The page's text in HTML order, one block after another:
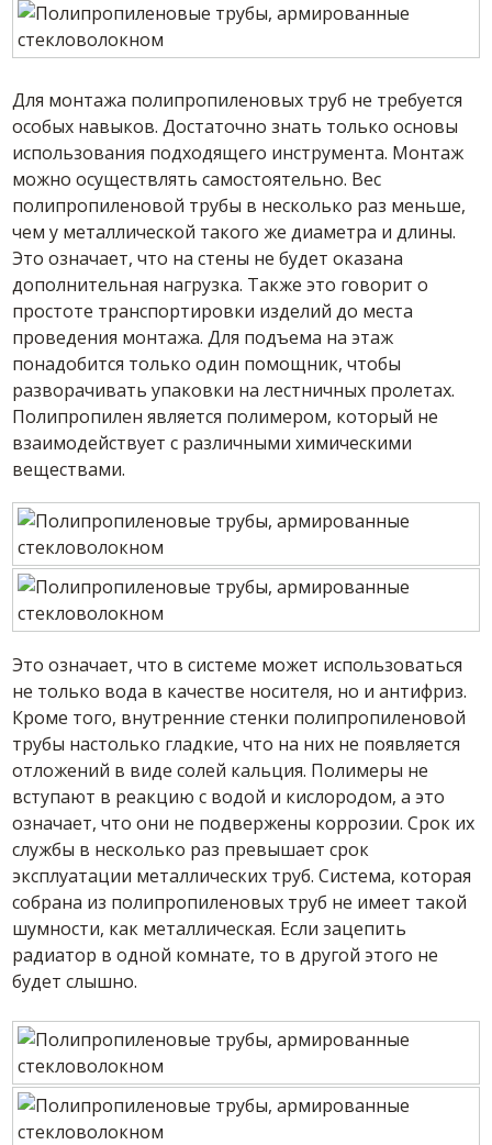
Для монтажа полипропиленовых труб не требуется
особых навыков. Достаточно знать только основы
использования подходящего инструмента. Монтаж
можно осуществлять самостоятельно. Вес
полипропиленовой трубы в несколько раз меньше,
чем у металлической такого же диаметра и длины.
Это означает, что на стены не будет оказана
дополнительная нагрузка. Также это говорит о
простоте транспортировки изделий до места
проведения монтажа. Для подъема на этаж
понадобится только один помощник, чтобы
разворачивать упаковки на лестничных пролетах.
Полипропилен является полимером, который не
взаимодействует с различными химическими
веществами.
Это означает, что в системе может использоваться
не только вода в качестве носителя, но и антифриз.
Кроме того, внутренние стенки полипропиленовой
трубы настолько гладкие, что на них не появляется
отложений в виде солей кальция. Полимеры не
вступают в реакцию с водой и кислородом, а это
означает, что они не подвержены коррозии. Срок их
службы в несколько раз превышает срок
эксплуатации металлических труб. Система, которая
собрана из полипропиленовых труб не имеет такой
шумности, как металлическая. Если зацепить
радиатор в одной комнате, то в другой этого не
будет слышно.